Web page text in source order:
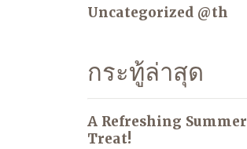
Uncategorized @th
กระทู้ล่าสุด
A Refreshing Summer
Treat!